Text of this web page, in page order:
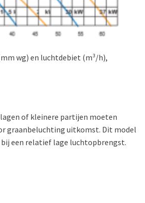
wg) en luchtdebiet (m³/h),
of kleinere partijen moeten
graanbeluchting uitkomst. Dit model
een relatief lage luchtopbrengst.